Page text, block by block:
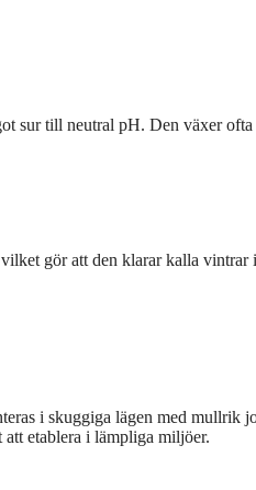
sur till neutral pH. Den växer
gör att den klarar kalla vintrar
i skuggiga lägen med mullrik
etablera i lämpliga miljöer.